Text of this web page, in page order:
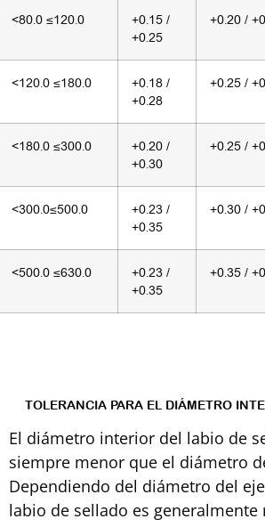
<80.0 ≤120.0
+0.15 /
+0.25
+0.20 /
<120.0 ≤180.0
+0.18 /
+0.28
+0.25 /
<180.0 ≤300.0
+0.20 /
+0.30
+0.25 /
<300.0≤500.0
+0.23 /
+0.35
+0.30 /
<500.0 ≤630.0
+0.23 /
+0.35
+0.35 /
TOLERANCIA PARA EL DIÁMETRO
El diámetro interior del labio de
siempre menor que el diámetro
Dependiendo del diámetro del
labio de sellado es generalmente